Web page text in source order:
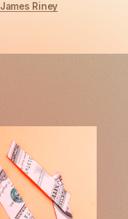
James Riney